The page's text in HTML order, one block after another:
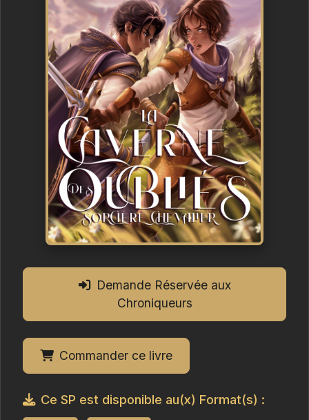
Demande Réservée aux
Chroniqueurs
Commander ce livre
Ce SP est disponible au(x) Format(s) :